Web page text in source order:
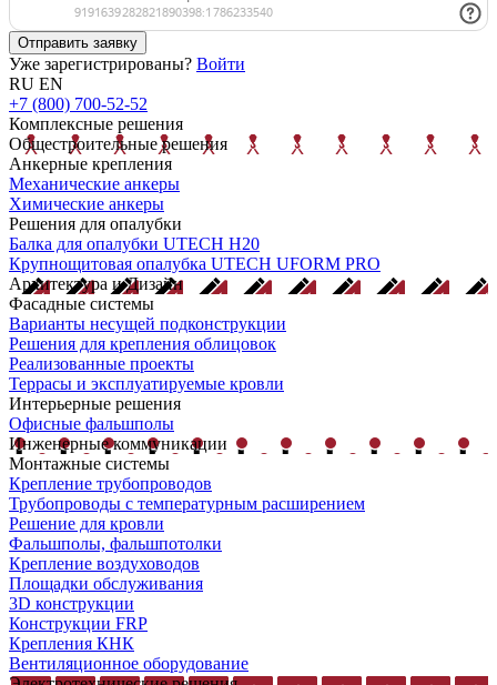
Отправить заявку
Уже зарегистрированы? Войти
RU EN
+7 (800) 700-52-52
Комплексные решения
Общестроительные решения
Анкерные крепления
Механические анкеры
Химические анкеры
Решения для опалубки
Балка для опалубки UTECH H20
Крупнощитовая опалубка UTECH UFORM PRO
Архитектура и Дизайн
Фасадные системы
Варианты несущей подконструкции
Решения для крепления облицовок
Реализованные проекты
Террасы и эксплуатируемые кровли
Интерьерные решения
Офисные фальшполы
Инженерные коммуникации
Монтажные системы
Крепление трубопроводов
Трубопроводы с температурным расширением
Решение для кровли
Фальшполы, фальшпотолки
Крепление воздуховодов
Площадки обслуживания
3D конструкции
Конструкции FRP
Крепления КНК
Вентиляционное оборудование